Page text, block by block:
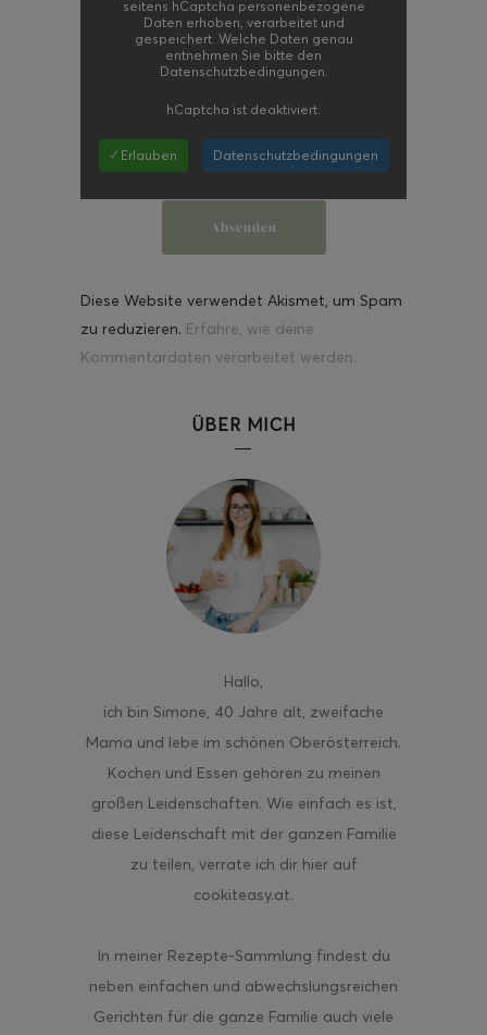
seitens hCaptcha personenbezogene
Daten erhoben, verarbeitet und
gespeichert. Welche Daten genau
entnehmen Sie bitte den
Datenschutzbedingungen.
hCaptcha ist deaktiviert.
✓ Erlauben Datenschutzbedingungen
Diese Website verwendet Akismet, um Spam
zu reduzieren. Erfahre, wie deine
Kommentardaten verarbeitet werden.
ÜBER MICH
Hallo,
ich bin Simone, 40 Jahre alt, zweifache
Mama und lebe im schönen Oberösterreich.
Kochen und Essen gehören zu meinen
großen Leidenschaften. Wie einfach es ist,
diese Leidenschaft mit der ganzen Familie
zu teilen, verrate ich dir hier auf
cookiteasy.at.
In meiner Rezepte-Sammlung findest du
neben einfachen und abwechslungsreichen
Gerichten für die ganze Familie auch viele